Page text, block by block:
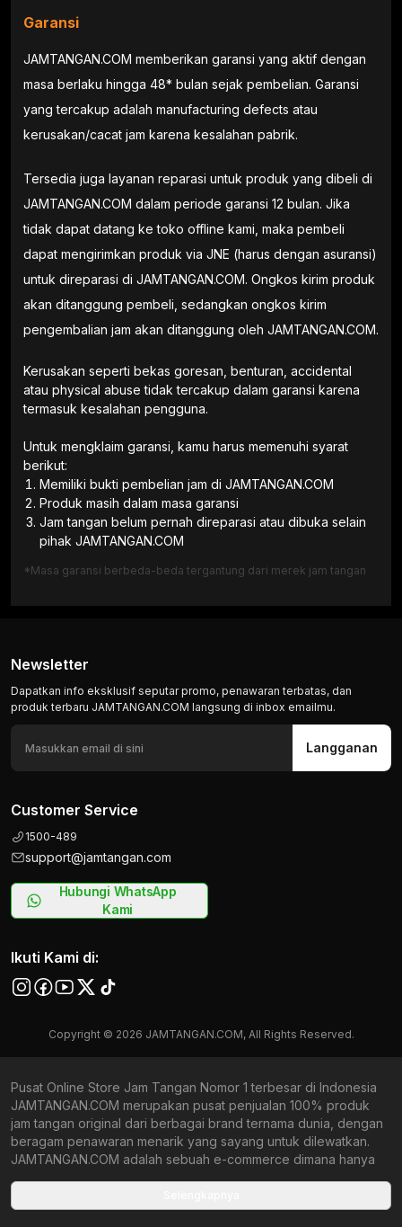
Newsletter
Dapatkan info eksklusif seputar promo, penawaran terbatas, dan
produk terbaru JAMTANGAN.COM langsung di inbox emailmu.
Langganan
Customer Service
1500-489
support@jamtangan.com
Hubungi WhatsApp
Kami
Ikuti Kami di:
Copyright © 2026 JAMTANGAN.COM, All Rights Reserved.
Pusat Online Store Jam Tangan Nomor 1 terbesar di Indonesia
JAMTANGAN.COM merupakan pusat penjualan 100% produk
jam tangan original dari berbagai brand ternama dunia, dengan
beragam penawaran menarik yang sayang untuk dilewatkan.
JAMTANGAN.COM adalah sebuah e-commerce dimana hanya
berbelanja online bagi penggunanya. Di bawah payung besar
Garansi
JAMTANGAN.COM memberikan garansi yang aktif dengan
masa berlaku hingga 48* bulan sejak pembelian. Garansi
yang tercakup adalah manufacturing defects atau
kerusakan/cacat jam karena kesalahan pabrik.
Tersedia juga layanan reparasi untuk produk yang dibeli di
JAMTANGAN.COM dalam periode garansi 12 bulan. Jika
tidak dapat datang ke toko offline kami, maka pembeli
dapat mengirimkan produk via JNE (harus dengan asuransi)
untuk direparasi di JAMTANGAN.COM. Ongkos kirim produk
akan ditanggung pembeli, sedangkan ongkos kirim
pengembalian jam akan ditanggung oleh JAMTANGAN.COM.
Kerusakan seperti bekas goresan, benturan, accidental
atau physical abuse tidak tercakup dalam garansi karena
termasuk kesalahan pengguna.
Untuk mengklaim garansi, kamu harus memenuhi syarat
berikut:
Memiliki bukti pembelian jam di JAMTANGAN.COM
Produk masih dalam masa garansi
Jam tangan belum pernah direparasi atau dibuka selain
pihak JAMTANGAN.COM
*Masa garansi berbeda-beda tergantung dari merek jam tangan